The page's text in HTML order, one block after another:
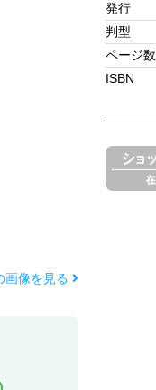
画像を見る
発行
判型
ページ数
ISBN